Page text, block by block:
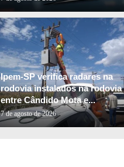
Ipem-SP verifica radares na
rodovia instalados na rodovia
entre Cândido Mota e...
7 de agosto de 2026